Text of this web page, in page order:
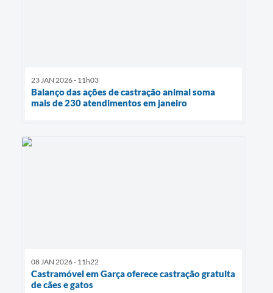
23 JAN 2026 - 11h03
Balanço das ações de castração animal soma
mais de 230 atendimentos em janeiro
08 JAN 2026 - 11h22
Castramóvel em Garça oferece castração gratuita
de cães e gatos